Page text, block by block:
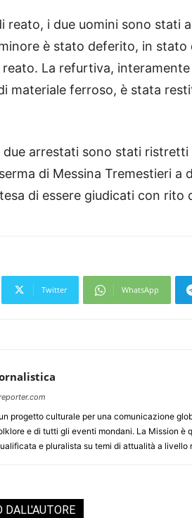
reato, i due uomini sono stati
è stato deferito, in stato
La refurtiva,
materiale ferroso, è stata
arrestati sono stati ristretti
di Messina Tremestieri a
di essere giudicati con rito
Twitter WhatsApp
progetto culturale per una comunicazione
e di tutti gli eventi mondani. La Mission è
e pluralista su temi di attualità a livello
DALL'AUTORE